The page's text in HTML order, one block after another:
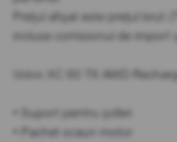
Prețul afișat este prețul brut
incluse comisionul de import
Volvo XC 60 T6 AWD
• Suport pentru șoferi
• Pachet scaun motor